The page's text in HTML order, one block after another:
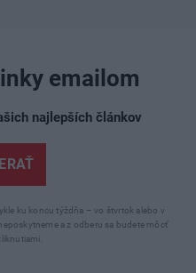
emailom
najlepších článkov
ku koncu týždňa – vo štvrtok alebo v
a z odberu sa budete môcť